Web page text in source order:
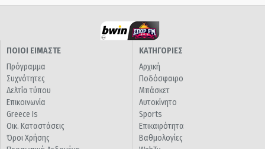
ΠΟΙΟΙ ΕΙΜΑΣΤΕ
Πρόγραμμα
Συχνότητες
Δελτία τύπου
Επικοινωνία
Greece Is
Οικ. Καταστάσεις
Όροι Χρήσης
ΚΑΤΗΓΟΡΙΕΣ
Αρχική
Ποδόσφαιρο
Μπάσκετ
Αυτοκίνητο
Sports
Επικαιρότητα
Βαθμολογίες